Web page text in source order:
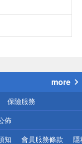
more
保險服務
佈
知 會員服務條款 隱